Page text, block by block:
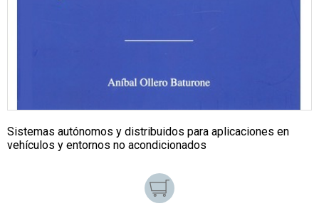
Sistemas autónomos y distribuidos para aplicaciones en
vehículos y entornos no acondicionados